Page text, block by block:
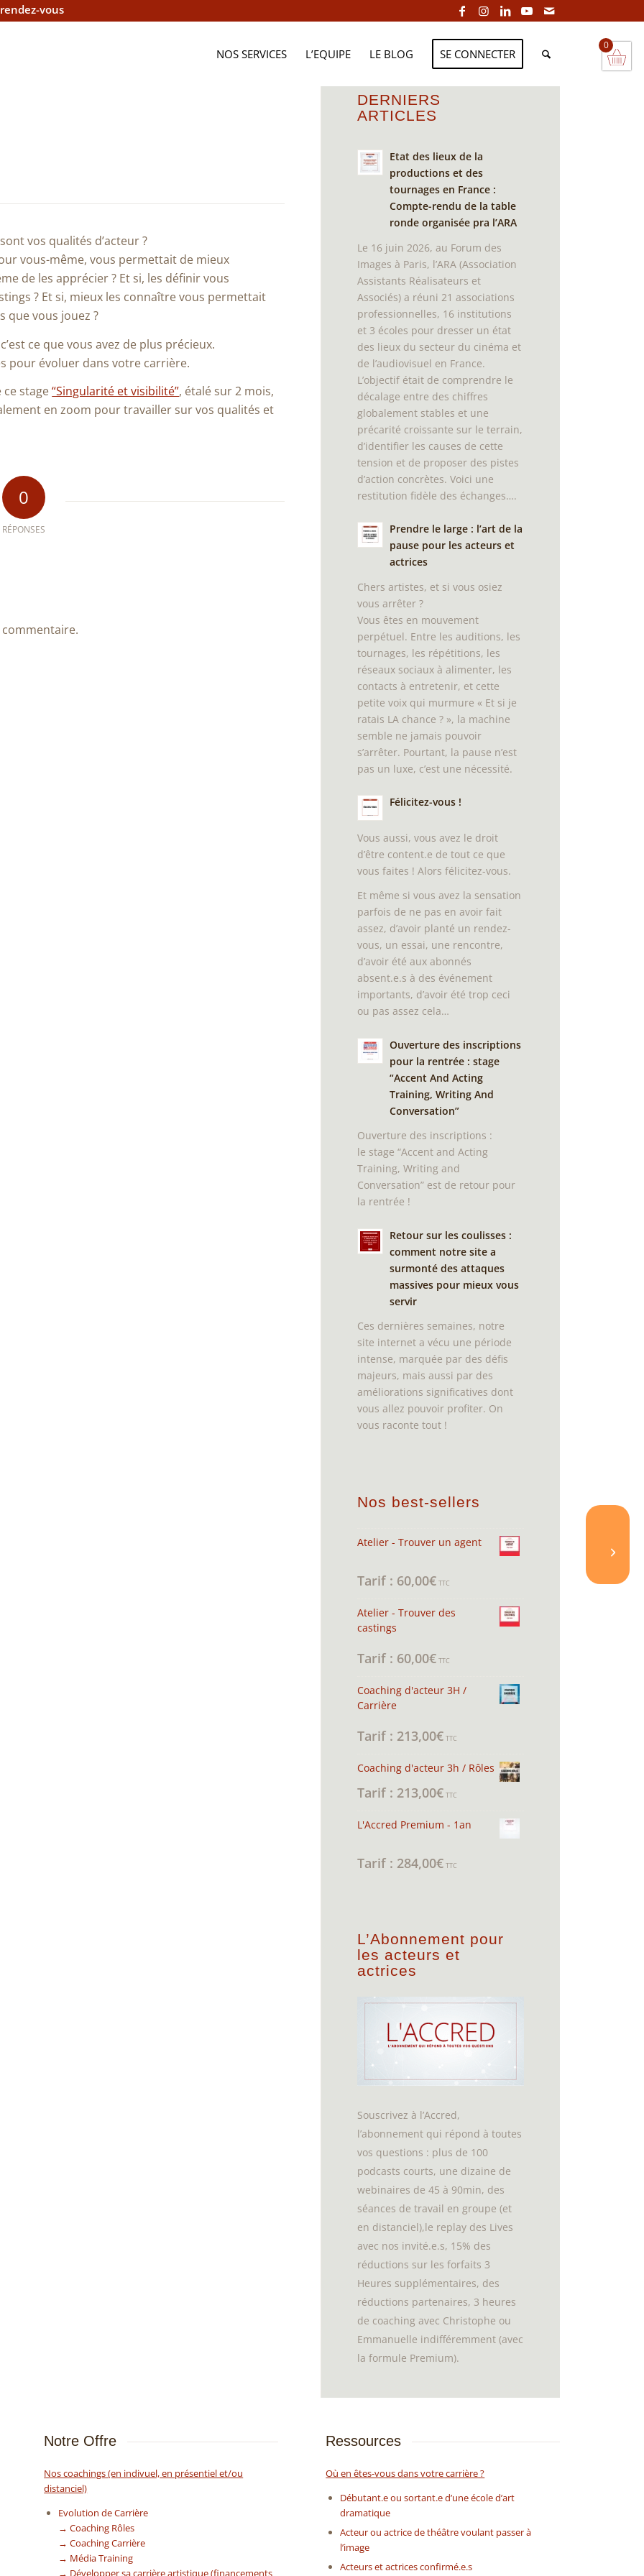
vous
NOS SERVICES L’EQUIPE LE BLOG SE CONNECTER
vos qualités d’acteur ?
vous-même, vous permettait de mieux
de les apprécier ? Et si, les définir vous
? Et si, mieux les connaître vous permettait
que vous jouez ?
ce que vous avez de plus précieux.
pour évoluer dans votre carrière.
ce stage“Singularité et visibilité”, étalé sur 2 mois,
en zoom pour travailler sur vos qualités et
0
RÉPONSES
DERNIERS
ARTICLES
Etat des lieux de la
productions et des
tournages en France :
Compte-rendu de la table
ronde organisée pra l’ARA
Le 16 juin 2026, au Forum des
Images à Paris, l’ARA (Association
Assistants Réalisateurs et
Associés) a réuni 21 associations
professionnelles, 16 institutions
et 3 écoles pour dresser un état
des lieux du secteur du cinéma et
de l’audiovisuel en France.
L’objectif était de comprendre le
décalage entre des chiffres
globalement stables et une
précarité croissante sur le terrain,
d’identifier les causes de cette
tension et de proposer des pistes
d’action concrètes. Voici une
restitution fidèle des échanges….
Prendre le large : l’art de la
pause pour les acteurs et
actrices
Chers artistes, et si vous osiez
vous arrêter ?
Vous êtes en mouvement
perpétuel. Entre les auditions, les
tournages, les répétitions, les
réseaux sociaux à alimenter, les
contacts à entretenir, et cette
petite voix qui murmure « Et si je
ratais LA chance ? », la machine
semble ne jamais pouvoir
s’arrêter. Pourtant, la pause n’est
pas un luxe, c’est une nécessité.
Félicitez-vous !
Vous aussi, vous avez le droit
d’être content.e de tout ce que
vous faites ! Alors félicitez-vous.
Et même si vous avez la sensation
parfois de ne pas en avoir fait
assez, d’avoir planté un rendez-
vous, un essai, une rencontre,
d’avoir été aux abonnés
absent.e.s à des événement
importants, d’avoir été trop ceci
ou pas assez cela…
Ouverture des inscriptions
pour la rentrée : stage
“Accent And Acting
Training, Writing And
Conversation”
Ouverture des inscriptions :
le stage “Accent and Acting
Training, Writing and
Conversation” est de retour pour
la rentrée !
Retour sur les coulisses :
comment notre site a
surmonté des attaques
massives pour mieux vous
servir
Ces dernières semaines, notre
site internet a vécu une période
intense, marquée par des défis
majeurs, mais aussi par des
améliorations significatives dont
vous allez pouvoir profiter. On
vous raconte tout !
Nos best-sellers
Atelier - Trouver un agent
Note4.95sur 5
60,00€ TTC
Atelier - Trouver des
castings
Note4.94sur 5
60,00€ TTC
Coaching d'acteur 3H /
Carrière
Note5.00sur 5
213,00€ TTC
Coaching d'acteur 3h / Rôles
213,00€ TTC
L'Accred Premium - 1an
Note5.00sur 5
284,00€ TTC
L’Abonnement pour
les acteurs et
actrices
Souscrivez à l’Accred,
l’abonnement qui répond à toutes
vos questions : plus de 100
podcasts courts, une dizaine de
webinaires de 45 à 90min, des
séances de travail en groupe (et
en distanciel),le replay des Lives
avec nos invité.e.s, 15% des
réductions sur les forfaits 3
Heures supplémentaires, des
réductions partenaires, 3 heures
de coaching avec Christophe ou
Emmanuelle indifféremment (avec
la formule Premium).
Notre Offre
Nos coachings (en indivuel, en présentiel et/ou
distanciel)
Evolution de Carrière
→ Coaching Rôles
→ Coaching Carrière
→ Média Training
→ Développer sa carrière artistique (financements
Ressources
Où en êtes-vous dans votre carrière ?
Débutant.e ou sortant.e d’une école d’art
dramatique
Acteur ou actrice de théâtre voulant passer à
l’image
Acteurs et actrices confirmé.e.s
0